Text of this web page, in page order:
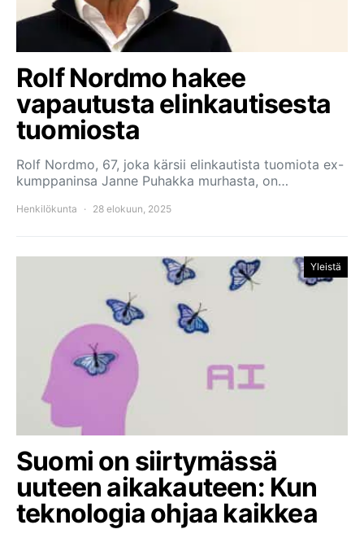
Rolf Nordmo hakee
vapautusta elinkautisesta
tuomiosta
Rolf Nordmo, 67, joka kärsii elinkautista tuomiota ex-
kumppaninsa Janne Puhakka murhasta, on…
Henkilökunta 28 elokuun, 2025
Yleistä
Suomi on siirtymässä
uuteen aikakauteen: Kun
teknologia ohjaa kaikkea